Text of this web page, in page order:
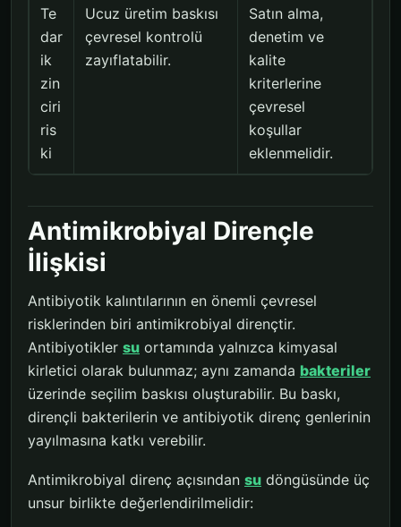
Te
dar
ik
zin
ciri
ris
ki
Ucuz üretim baskısı
çevresel kontrolü
zayıflatabilir.
Satın alma,
denetim ve
kalite
kriterlerine
çevresel
koşullar
eklenmelidir.
Antimikrobiyal Dirençle
İlişkisi
Antibiyotik kalıntılarının en önemli çevresel
risklerinden biri antimikrobiyal dirençtir.
Antibiyotikler su ortamında yalnızca kimyasal
kirletici olarak bulunmaz; aynı zamanda bakteriler
üzerinde seçilim baskısı oluşturabilir. Bu baskı,
dirençli bakterilerin ve antibiyotik direnç genlerinin
yayılmasına katkı verebilir.
Antimikrobiyal direnç açısından su döngüsünde üç
unsur birlikte değerlendirilmelidir: